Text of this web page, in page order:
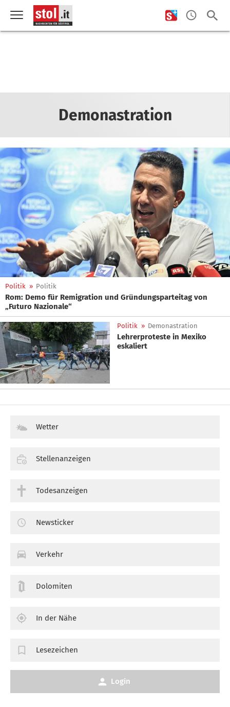
Demonastration
Politik » Politik
Rom: Demo für Remigration und Gründungsparteitag von
„Futuro Nazionale“
Politik » Demonastration
Lehrerproteste in Mexiko
eskaliert
Wetter
Stellenanzeigen
Todesanzeigen
Newsticker
Verkehr
Dolomiten
In der Nähe
Lesezeichen
Login